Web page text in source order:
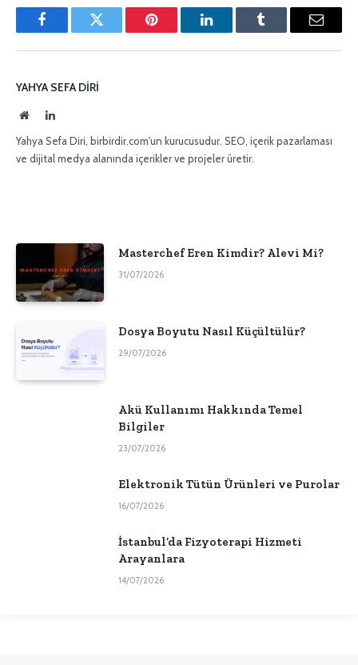
FacebookTwitter Pinterest'inLinkedInTumblr
E-
YAHYA SEFA DIRI
İnternetLinkedIn
Yahya Sefa Diri, birbirdir.com'un kurucusudur. SEO, içerik pazarlaması
ve dijital medya alanında içerikler ve projeler üretir.
Masterchef Eren Kimdir? Alevi Mi?
31/07/2026
Dosya Boyutu Nasıl Küçültülür?
29/07/2026
Akü Kullanımı Hakkında Temel
Bilgiler
23/07/2026
Elektronik Tütün Ürünleri ve Purolar
16/07/2026
İstanbul’da Fizyoterapi Hizmeti
Arayanlara
14/07/2026